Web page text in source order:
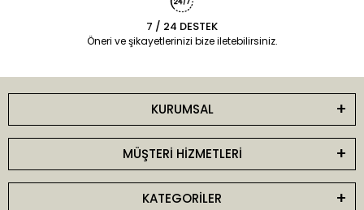
7 / 24 DESTEK
Öneri ve şikayetlerinizi bize iletebilirsiniz.
KURUMSAL
MÜŞTERİ HİZMETLERİ
KATEGORİLER